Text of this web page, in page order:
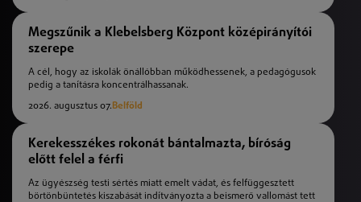
Megszűnik a Klebelsberg Központ középirányítói
szerepe
A cél, hogy az iskolák önállóbban működhessenek, a pedagógusok
pedig a tanításra koncentrálhassanak.
2026. augusztus 07.Belföld
Kerekesszékes rokonát bántalmazta, bíróság
előtt felel a férfi
Az ügyészség testi sértés miatt emelt vádat, és felfüggesztett
börtönbüntetés kiszabását indítványozta a beismerő vallomást tett